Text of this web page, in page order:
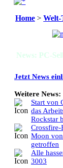
Home >
News: PC-
Jetzt News
Weitere News:
Start von
das
Rockstar
Moon
getroffen
Alle
3003